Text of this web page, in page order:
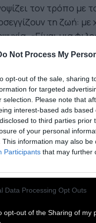
Not Process My
opt-out of the sale, sharing
for targeted
selection. Please note that
interest-based ads
to third parties
of your personal
This information may also
Participants that may further
Data Processing Opt Outs
opt-out of the Sharing of my
τον τρόπο με
τη ζωή: με
«Είναι μια
αέρα», λέει η Alda
ότι όλα
να
ισλανδική
διάρκεια